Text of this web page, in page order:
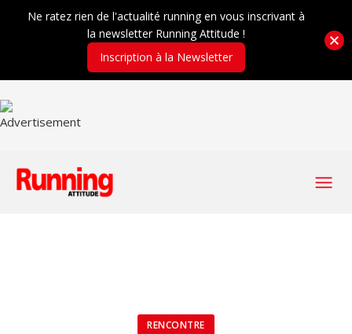
RENCONTRE
Ne ratez rien de l'actualité running en vous inscrivant à
la newsletter Running Attitude !
Inscription à la Newsletter